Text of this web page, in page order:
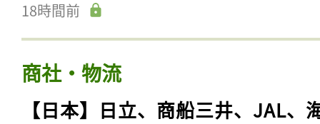
18時間前
商社・物流
【日本】日立、商船三井、JAL、